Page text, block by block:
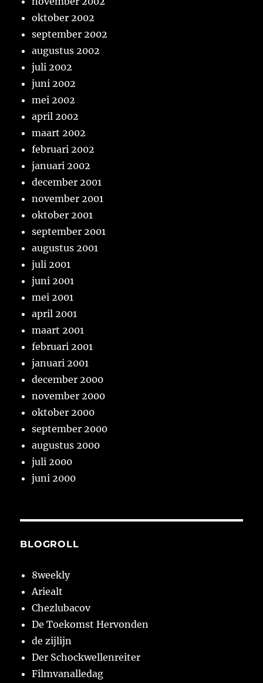
oktober 2002
september 2002
augustus 2002
juli 2002
juni 2002
mei 2002
april 2002
maart 2002
februari 2002
januari 2002
december 2001
november 2001
oktober 2001
september 2001
augustus 2001
juli 2001
juni 2001
mei 2001
april 2001
maart 2001
februari 2001
januari 2001
december 2000
november 2000
oktober 2000
september 2000
augustus 2000
juli 2000
juni 2000
BLOGROLL
8weekly
Ariealt
Chezlubacov
De Toekomst Hervonden
de zijlijn
Der Schockwellenreiter
Filmvanalledag